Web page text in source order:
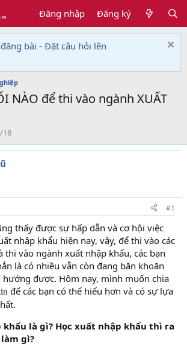
Đăng nhập Đăng ký
bài - Đặt câu hỏi lên
NÀO để thi vào ngành XUẤT
18
#1
thấy được sự hấp dẫn và cơ hội việc
nhập khẩu hiện nay, vậy, để thi vào các
thi vào ngành xuất nhập khẩu, các bạn
là có nhiều vẫn còn đang băn khoăn
hướng được. Hôm nay, mình muốn chia
n để các bạn có thể hiểu hơn và có sự lựa
khẩu là gì? Học xuất nhập khẩu thì ra
gì?